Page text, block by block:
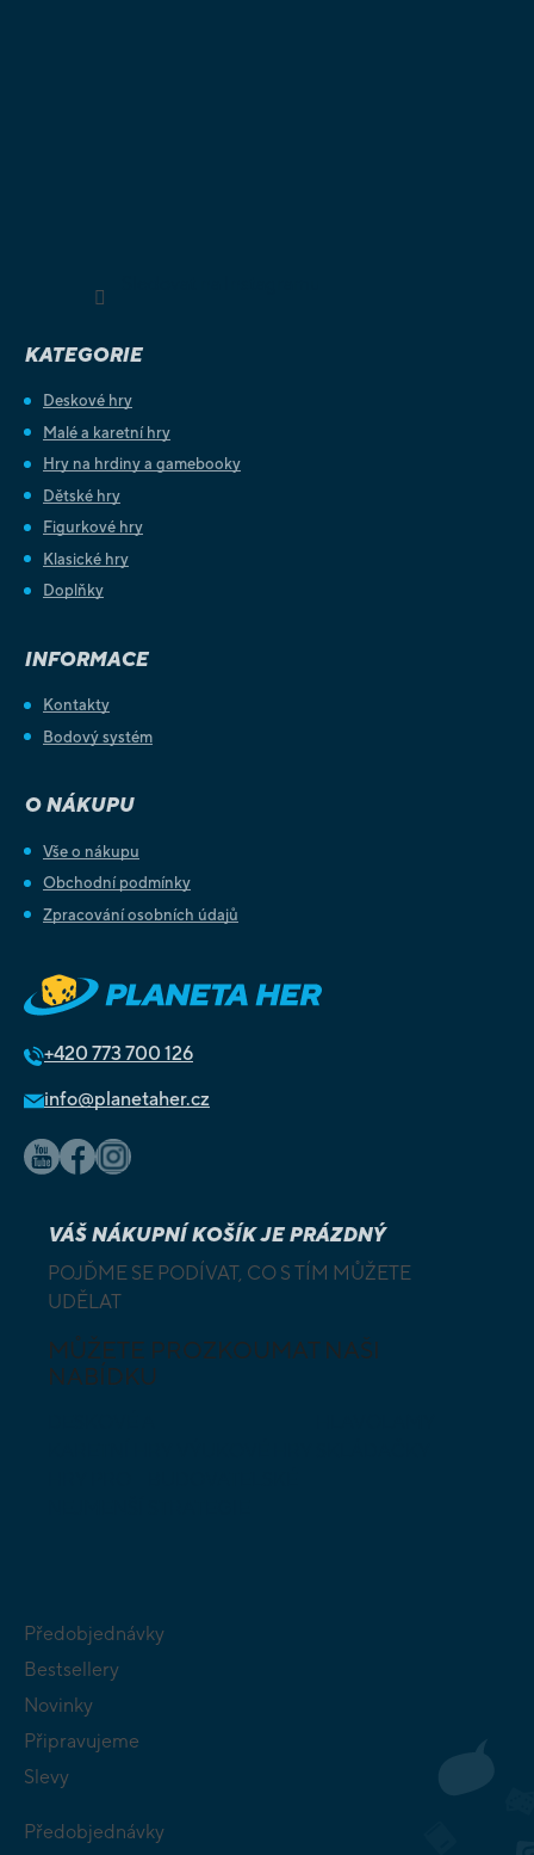
KATEGORIE
Deskové hry
Malé a karetní hry
Hry na hrdiny a gamebooky
Dětské hry
Figurkové hry
Klasické hry
Doplňky
INFORMACE
Kontakty
Bodový systém
O NÁKUPU
Vše o nákupu
Obchodní podmínky
Zpracování osobních údajů
+420 773 700 126
info@planetaher.cz
VÁŠ NÁKUPNÍ KOŠÍK JE PRÁZDNÝ
POJĎME SE PODÍVAT, CO S TÍM MŮŽETE
UDĚLAT
MŮŽETE PROZKOUMAT NAŠI
NABÍDKU
Předobjednávky
Bestsellery
Novinky
Připravujeme
Slevy
Předobjednávky